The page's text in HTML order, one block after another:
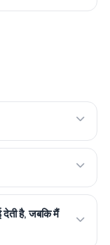
देती है, जबकि मैं